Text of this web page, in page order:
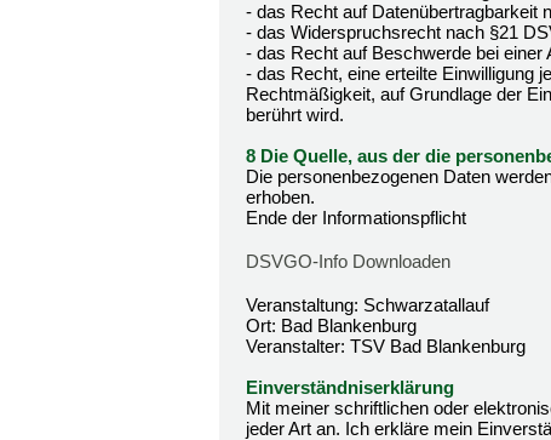
- das Recht auf Datenübertragbarkeit
- das Widerspruchsrecht nach §21
- das Recht auf Beschwerde bei
- das Recht, eine erteilte Einwilligung
Rechtmäßigkeit, auf Grundlage der
berührt wird.
8 Die Quelle, aus der die
Die personenbezogenen Daten
erhoben.
Ende der Informationspflicht
DSVGO-Info Downloaden
Veranstaltung: Schwarzatallauf
Ort: Bad Blankenburg
Veranstalter: TSV Bad Blankenburg
Einverständniserklärung
Mit meiner schriftlichen oder
jeder Art an. Ich erkläre mein